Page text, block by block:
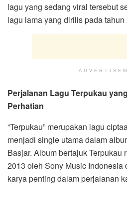
lagu yang sedang viral tersebut
lagu lama yang dirilis pada tahun
Perjalanan Lagu Terpukau
Perhatian
“Terpukau” merupakan lagu
menjadi single utama dalam
Basjar. Album bertajuk Terpukau
2013 oleh Sony Music Indonesia
karya penting dalam perjalanan